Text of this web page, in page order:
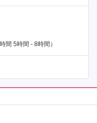
間 5時間 - 8時間）